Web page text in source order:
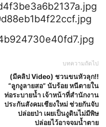
บทความถัดไป
(มีคลิป Video) ชวนขนหัวลุก‼
“ลูกงูลายสอ” นับร้อย หนีตายใน
ท่อระบายน้ำ เจ้าหน้าที่สำนักงาน
ประกันสังคมเชียงใหม่ ช่วยกันจับ
ปล่อยป่า เผยเป็นงูดินไม่มีพิษ
ปล่อยไว้อาจจมน้ำตาย